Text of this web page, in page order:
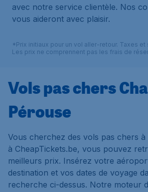
avec notre service clientèle. Nos
vous aideront avec plaisir.
*Prix initiaux pour un vol aller-retour. Taxes
Les prix ne comprennent pas les frais de
Vols pas chers
Pérouse
Vous cherchez des vols pas chers à
à CheapTickets.be, vous pouvez
meilleurs prix. Insérez votre
destination et vos dates de voyage
recherche ci-dessus. Notre moteur